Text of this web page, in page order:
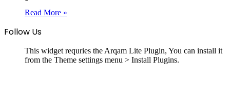
Read More »
Follow Us
This widget requries the Arqam Lite Plugin, You can install it
from the Theme settings menu > Install Plugins.